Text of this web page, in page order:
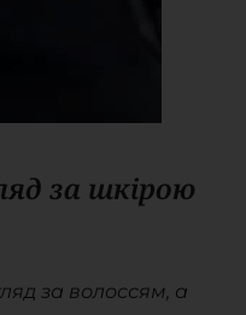
за шкірою
за волоссям, а